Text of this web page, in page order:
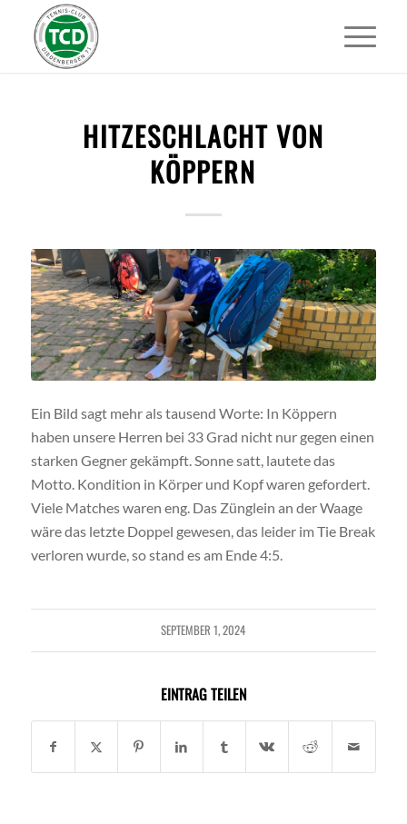
HITZESCHLACHT VON
KÖPPERN
Ein Bild sagt mehr als tausend Worte: In Köppern
haben unsere Herren bei 33 Grad nicht nur gegen einen
starken Gegner gekämpft. Sonne satt, lautete das
Motto. Kondition in Körper und Kopf waren gefordert.
Viele Matches waren eng. Das Zünglein an der Waage
wäre das letzte Doppel gewesen, das leider im Tie Break
verloren wurde, so stand es am Ende 4:5.
SEPTEMBER 1, 2024
EINTRAG TEILEN